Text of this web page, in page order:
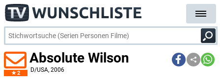
2
Absolute Wilson
D/USA, 2006